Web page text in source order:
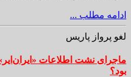
ادامه مطلب ...
لغو پرواز پاریس
ماجرای نشت اطلاعات
بود؟